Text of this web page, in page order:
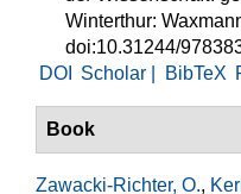
Winterthur:
doi:10.31244/
DOI
Scholar | BibTeX
Book
Zawacki-Richter, O.,